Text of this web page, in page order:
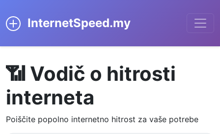
InternetSpeed.my
📶 Vodič o hitrosti
interneta
Poiščite popolno internetno hitrost za vaše potrebe